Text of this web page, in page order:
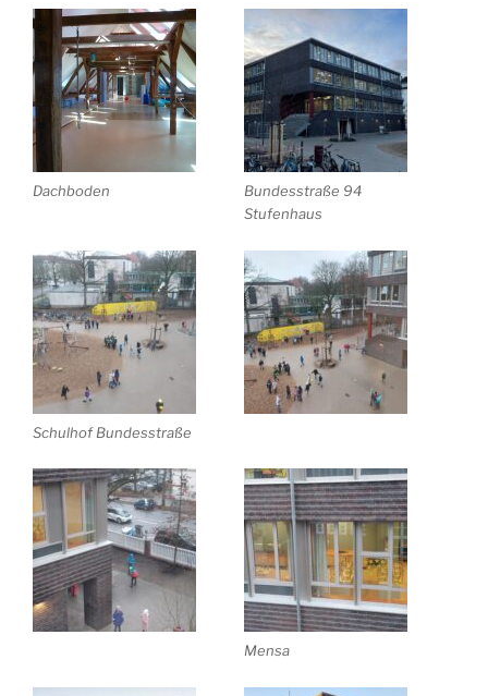
Dachboden
Bundesstraße 94
Stufenhaus
Schulhof Bundesstraße
Mensa